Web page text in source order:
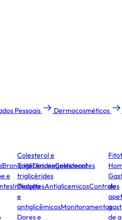
Pessoais Dermocosméticos
BronquiteDescongestionantes
e
Infecção
Colesterol e
TriglicéridesColesterol
triglicérides
DiabetesAntiglicemicosControles
e
antiglicêmicosMonitoramentos
Dores e
de
de